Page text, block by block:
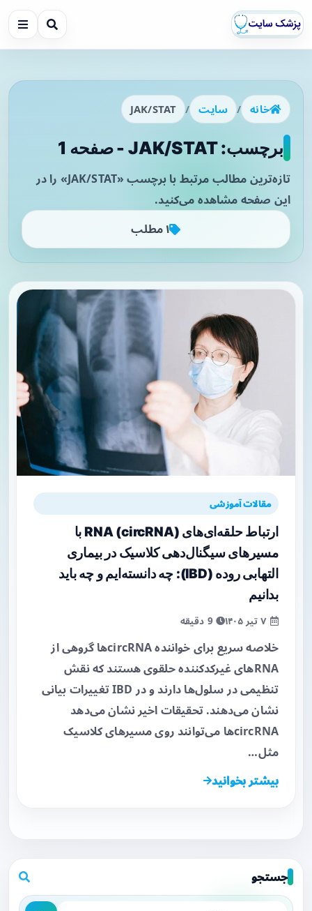
خانه / سایت /
JAK/STAT
برچسب: JAK/STAT - صفحه 1
تازه‌ترین مطالب مرتبط با برچسب «JAK/STAT» را در
این صفحه مشاهده می‌کنید.
۱ مطلب
مقالات آموزشی
ارتباط حلقه‌ای‌های RNA (circRNA) با
مسیرهای سیگنال‌دهی کلاسیک در بیماری
التهابی روده (IBD): چه دانسته‌ایم و چه باید
بدانیم
9 دقیقه
خلاصه سریع برای خواننده circRNAها گروهی از
RNAهای غیرکدکننده حلقوی هستند که نقش
تنظیمی در سلول‌ها دارند و در IBD تغییرات بیانی
نشان می‌دهند. تحقیقات اخیر نشان می‌دهد
circRNAها می‌توانند روی مسیرهای کلاسیک
مثل…
بیشتر بخوانید
جستجو